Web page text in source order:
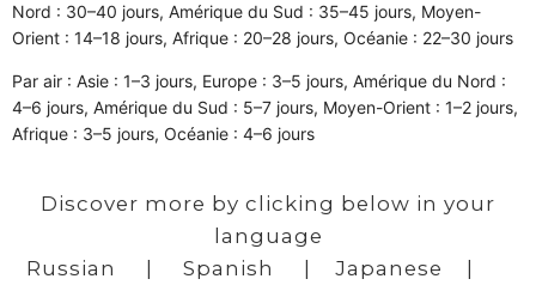
Nord : 30–40 jours, Amérique du Sud : 35–45 jours, Moyen-
Orient : 14–18 jours, Afrique : 20–28 jours, Océanie : 22–30 jours
Par air : Asie : 1–3 jours, Europe : 3–5 jours, Amérique du Nord :
4–6 jours, Amérique du Sud : 5–7 jours, Moyen-Orient : 1–2 jours,
Afrique : 3–5 jours, Océanie : 4–6 jours
Discover more by clicking below in your
language
Russian
Spanish Japanese